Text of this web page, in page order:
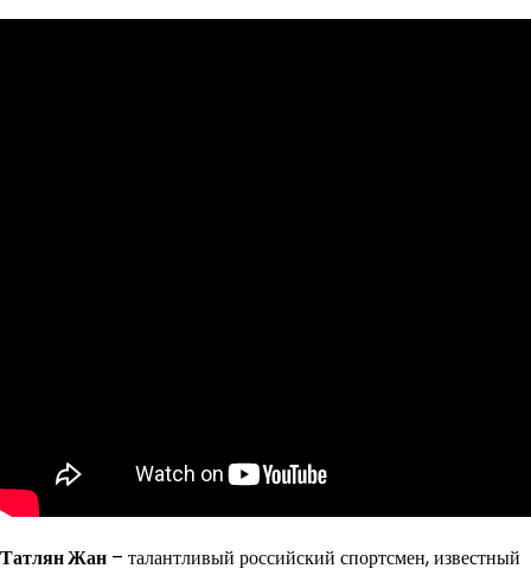
Татлян Жан – талантливый российский спортсмен, известный